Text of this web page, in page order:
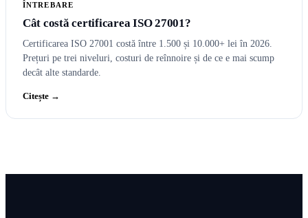
ÎNTREBARE
Cât costă certificarea ISO 27001?
Certificarea ISO 27001 costă între 1.500 și 10.000+ lei în 2026.
Prețuri pe trei niveluri, costuri de reînnoire și de ce e mai scump
decât alte standarde.
Citește →